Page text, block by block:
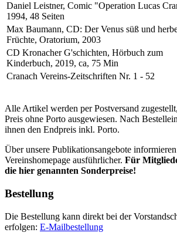
Daniel Leistner, Comic "Operation Lucas
1994, 48 Seiten
Max Baumann, CD: Der Venus süß und
Früchte, Oratorium, 2003
CD Kronacher G'schichten, Hörbuch zum
Kinderbuch, 2019, ca, 75 Min
Cranach Vereins-Zeitschriften Nr. 1 - 52
Alle Artikel werden per Postversand
Preis ohne Porto ausgewiesen. Nach
ihnen den Endpreis inkl. Porto.
Über unsere Publikationsangebote
Vereinshomepage ausführlicher. Für
die hier genannten Sonderpreise!
Bestellung
Die Bestellung kann direkt bei der
erfolgen: E-Mailbestellung